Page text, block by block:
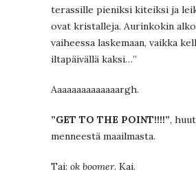
terassille pieniksi kiteiksi ja
ovat kristalleja. Aurinkokin
vaiheessa laskemaan, vaikka
iltapäivällä kaksi…”
Aaaaaaaaaaaaaargh.
”GET TO THE POINT!!!!”,
menneestä maailmasta.
Tai: ok boomer. Kai.